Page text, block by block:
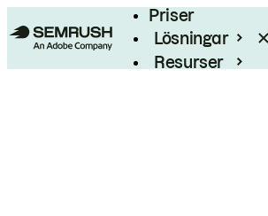
Priser
Lösningar
Resurser